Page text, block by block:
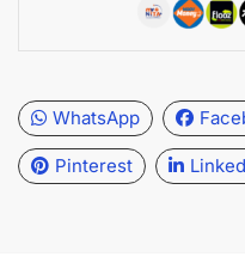
WhatsApp
Pinterest